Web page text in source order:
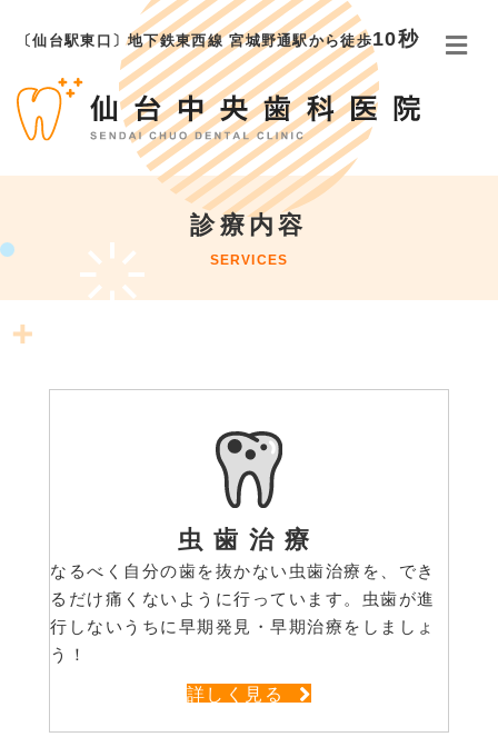
〔仙台駅東口〕地下鉄東西線 宮城野通駅から徒歩10秒 メ
診療内容
SERVICES
虫歯治療
なるべく自分の歯を抜かない虫歯治療を、でき
るだけ痛くないように行っています。虫歯が進
行しないうちに早期発見・早期治療をしましょ
う！
詳しく見る